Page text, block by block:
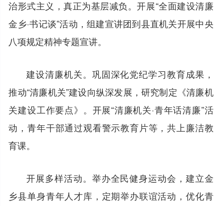
治形式主义，真正为基层减负。开展“全面建设清廉
金乡·书记谈”活动，组建宣讲团到县直机关开展中央
八项规定精神专题宣讲。
建设清廉机关。巩固深化党纪学习教育成果，
推动“清廉机关”建设向纵深发展，研究制定《清廉机
关建设工作要点》。开展“清廉机关·青年话清廉”活
动，青年干部通过观看警示教育片等，共上廉洁教
育课。
开展多样活动。举办全民健身运动会，建立金
乡县单身青年人才库，定期举办联谊活动，优化青